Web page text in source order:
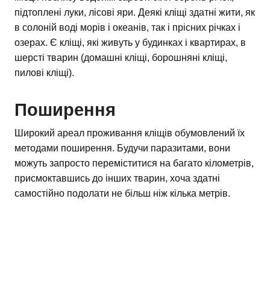
підтоплені луки, лісові яри. Деякі кліщі здатні жити, як
в солоній воді морів і океанів, так і прісних річках і
озерах. Є кліщі, які живуть у будинках і квартирах, в
шерсті тварин (домашні кліщі, борошняні кліщі,
пилові кліщі).
Поширення
Широкий ареал проживання кліщів обумовлений їх
методами поширення. Будучи паразитами, вони
можуть запросто переміститися на багато кілометрів,
присмоктавшись до інших тварин, хоча здатні
самостійно подолати не більш ніж кілька метрів.